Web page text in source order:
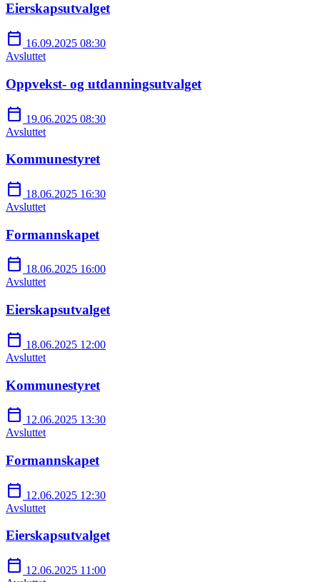
Eierskapsutvalget
calendar_today 16.09.2025 08:30
Avsluttet
Oppvekst- og utdanningsutvalget
calendar_today 19.06.2025 08:30
Avsluttet
Kommunestyret
calendar_today 18.06.2025 16:30
Avsluttet
Formannskapet
calendar_today 18.06.2025 16:00
Avsluttet
Eierskapsutvalget
calendar_today 18.06.2025 12:00
Avsluttet
Kommunestyret
calendar_today 12.06.2025 13:30
Avsluttet
Formannskapet
calendar_today 12.06.2025 12:30
Avsluttet
Eierskapsutvalget
calendar_today 12.06.2025 11:00